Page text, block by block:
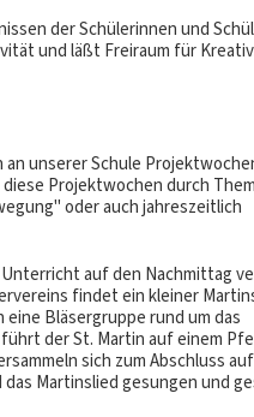
der Schülerinnen und
und läßt Freiraum für
unserer Schule
Projektwochen durch
oder auch jahreszeitlich
auf den Nachmittag
findet ein kleiner
Bläsergruppe rund um das
der St. Martin auf einem
sich zum Abschluss
Martinslied gesungen und